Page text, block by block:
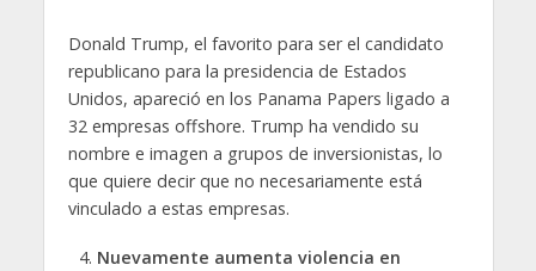
Donald Trump, el favorito para ser el candidato
republicano para la presidencia de Estados
Unidos, apareció en los Panama Papers ligado a
32 empresas offshore. Trump ha vendido su
nombre e imagen a grupos de inversionistas, lo
que quiere decir que no necesariamente está
vinculado a estas empresas.
Nuevamente aumenta violencia en